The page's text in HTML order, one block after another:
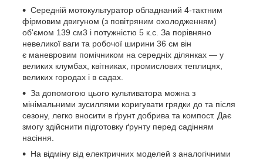
Середній мотокультуратор обладнаний 4-тактним
фірмовим двигуном (з повітряним охолодженням)
об'ємом 139 см3 і потужністю 5 к.с. За порівняно
невеликої ваги та робочої ширини 36 см він
є маневровим помічником на середніх ділянках — у
великих клумбах, квітниках, промислових теплицях,
великих городах і в садах.
За допомогою цього культиватора можна з
мінімальними зусиллями коригувати грядки до та після
сезону, легко вносити в ґрунт добрива та компост. Дає
змогу здійснити підготовку ґрунту перед садінням
насіння.
На відміну від електричних моделей з аналогічними